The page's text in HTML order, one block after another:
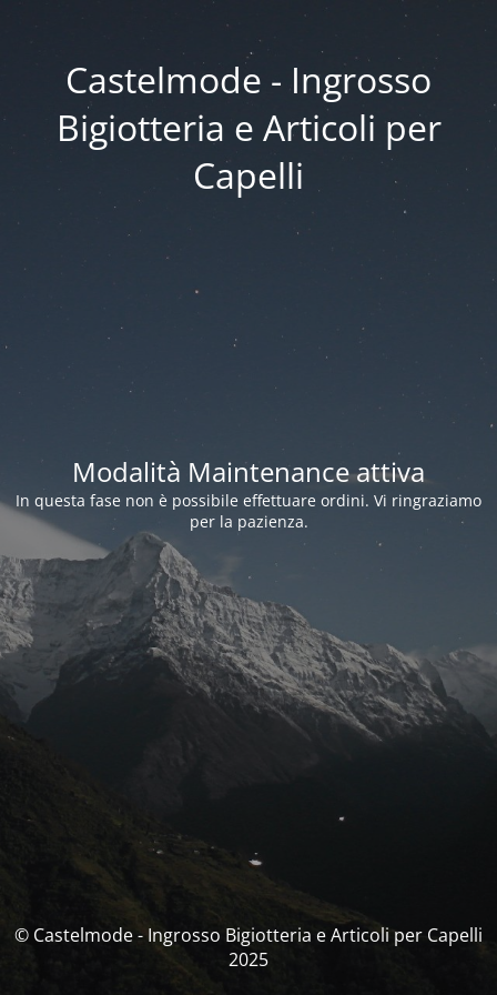
Castelmode - Ingrosso
Bigiotteria e Articoli per
Capelli
Modalità Maintenance attiva
In questa fase non è possibile effettuare ordini. Vi ringraziamo
per la pazienza.
© Castelmode - Ingrosso Bigiotteria e Articoli per Capelli
2025